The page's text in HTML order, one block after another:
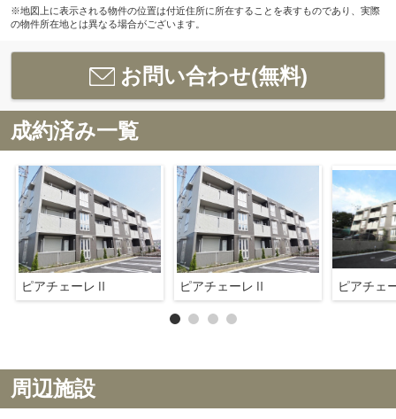
※地図上に表示される物件の位置は付近住所に所在することを表すものであり、実際
の物件所在地とは異なる場合がございます。
お問い合わせ(無料)
成約済み一覧
ピアチェーレⅡ ピアチェーレⅡ ピアチェ
周辺施設